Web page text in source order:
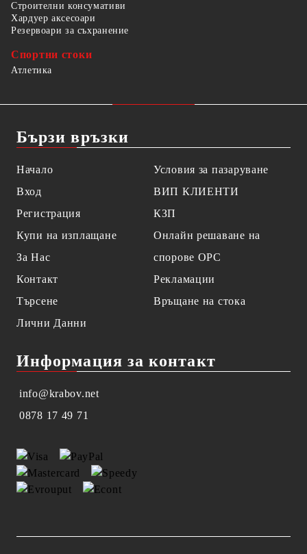
Строителни консумативи
Хардуер аксесоари
Резервоари за съхранение
Спортни стоки
Атлетика
Бързи връзки
Начало
Вход
Регистрация
Купи на изплащане
За Нас
Контакт
Търсене
Лични Данни
Условия за пазаруване
ВИП КЛИЕНТИ
КЗП
Онлайн решаване на
спорове OPC
Рекламации
Връщане на стока
Информация за контакт
info@krabov.net
0878 17 49 71